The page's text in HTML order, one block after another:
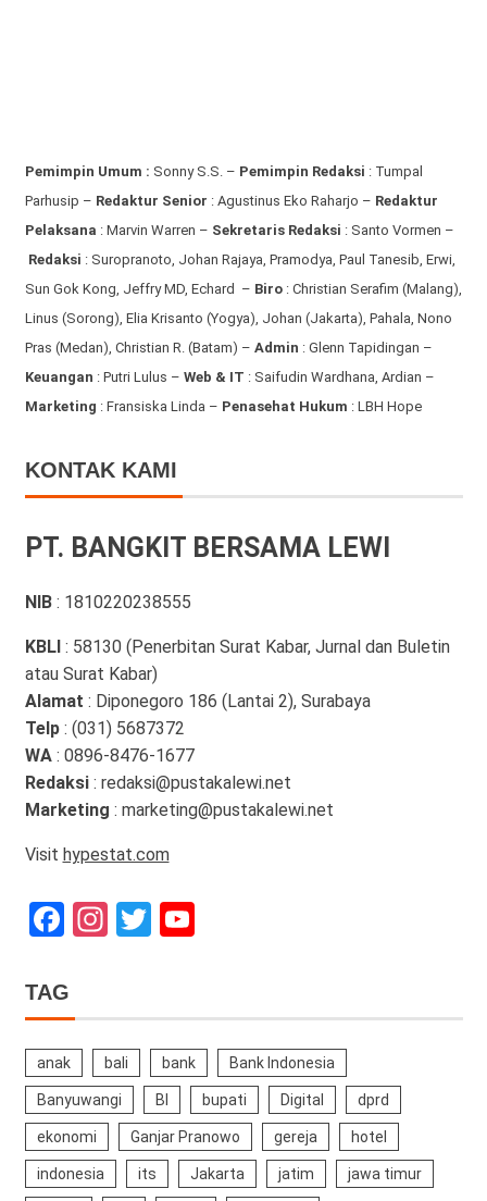
Pemimpin Umum : Sonny S.S. – Pemimpin Redaksi : Tumpal
Parhusip – Redaktur Senior : Agustinus Eko Raharjo – Redaktur
Pelaksana : Marvin Warren – Sekretaris Redaksi : Santo Vormen –
Redaksi : Suropranoto, Johan Rajaya, Pramodya, Paul Tanesib, Erwi,
Sun Gok Kong, Jeffry MD, Echard – Biro: Christian Serafim (Malang),
Linus (Sorong), Elia Krisanto (Yogya), Johan (Jakarta), Pahala, Nono
Pras (Medan), Christian R. (Batam) – Admin : Glenn Tapidingan –
Keuangan : Putri Lulus – Web & IT : Saifudin Wardhana, Ardian –
Marketing : Fransiska Linda – Penasehat Hukum : LBH Hope
KONTAK KAMI
PT. BANGKIT BERSAMA LEWI
NIB : 1810220238555
KBLI : 58130 (Penerbitan Surat Kabar, Jurnal dan Buletin
atau Surat Kabar)
Alamat : Diponegoro 186 (Lantai 2), Surabaya
Telp: (031) 5687372
WA: 0896-8476-1677
Redaksi: redaksi@pustakalewi.net
Marketing : marketing@pustakalewi.net
Visit hypestat.com
Facebook
Instagram
TwitterYouTube
TAG
anak bali bank Bank Indonesia
Banyuwangi BI bupati Digital dprd
ekonomi Ganjar Pranowo gereja hotel
indonesia its Jakarta jatim jawa timur